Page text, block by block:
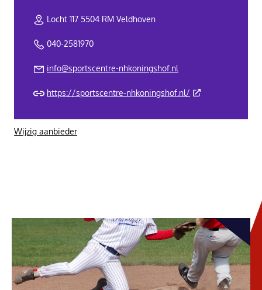
Locht 117 5504 RM Veldhoven
040-2581970
info@sportscentre-nhkoningshof.nl
https://sportscentre-nhkoningshof.nl/ (Deze link gaat
Wijzig aanbieder